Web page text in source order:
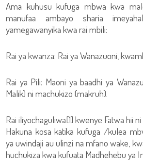
Ama kuhusu kufuga mbwa kwa
manufaa ambayo sharia
yamegawanyika kwa rai mbili:
Rai ya kwanza: Rai ya Wanazuoni,
Rai ya Pili: Maoni ya baadhi ya
Malik) ni machukizo (makruh).
Rai iliyochaguliwa[1] kwenye Fatwa hii
Hakuna kosa katika kufuga /kulea
ya uwindaji au ulinzi na mfano wake,
huchukiza kwa kufuata Madhehebu ya